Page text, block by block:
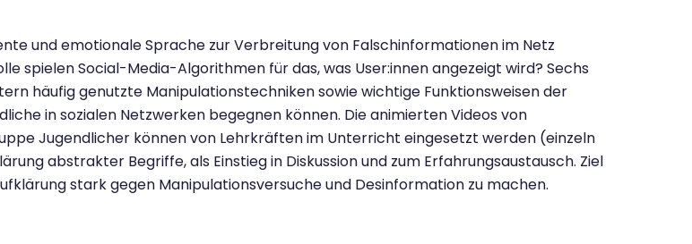
und emotionale Sprache zur Verbreitung von Falschinformationen im Netz
spielen Social-Media-Algorithmen für das, was User:innen angezeigt wird? Sechs
häufig genutzte Manipulationstechniken sowie wichtige Funktionsweisen der
in sozialen Netzwerken begegnen können. Die animierten Videos von
Jugendlicher können von Lehrkräften im Unterricht eingesetzt werden (einzeln
abstrakter Begriffe, als Einstieg in Diskussion und zum Erfahrungsaustausch. Ziel
stark gegen Manipulationsversuche und Desinformation zu machen.